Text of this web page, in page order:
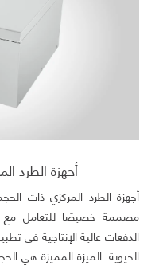
أجهزة الطرد
أجهزة الطرد المركزي ذات
مصممة خصيصًا للتعامل مع
الدفعات عالية الإنتاجية في
الحيوية. الميزة المميزة هي